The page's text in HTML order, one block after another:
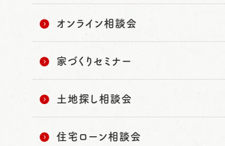
オンライン相談会
家づくりセミナー
土地探し相談会
住宅ローン相談会